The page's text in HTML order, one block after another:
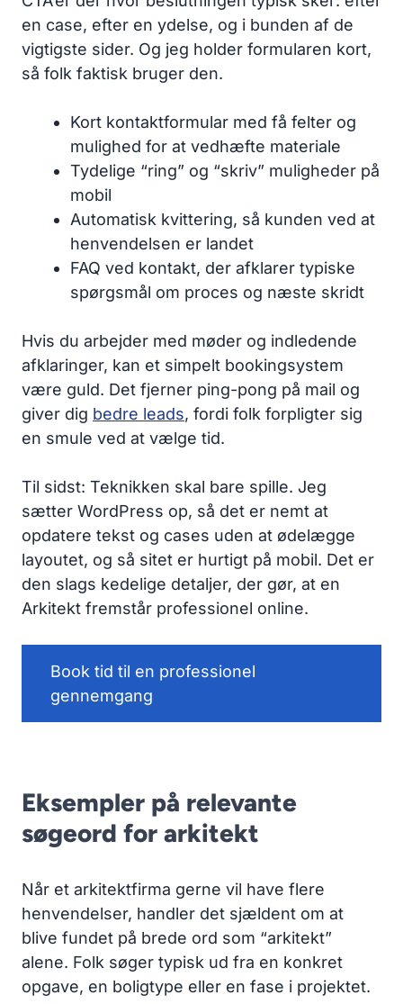
en case, efter en ydelse, og i bunden af de
vigtigste sider. Og jeg holder formularen kort,
så folk faktisk bruger den.
Kort kontaktformular med få felter og
mulighed for at vedhæfte materiale
Tydelige “ring” og “skriv” muligheder på
mobil
Automatisk kvittering, så kunden ved at
henvendelsen er landet
FAQ ved kontakt, der afklarer typiske
spørgsmål om proces og næste skridt
Hvis du arbejder med møder og indledende
afklaringer, kan et simpelt bookingsystem
være guld. Det fjerner ping-pong på mail og
giver dig bedre leads, fordi folk forpligter sig
en smule ved at vælge tid.
Til sidst: Teknikken skal bare spille. Jeg
sætter WordPress op, så det er nemt at
opdatere tekst og cases uden at ødelægge
layoutet, og så sitet er hurtigt på mobil. Det er
den slags kedelige detaljer, der gør, at en
Arkitekt fremstår professionel online.
Book tid til en professionel
gennemgang
Eksempler på relevante
søgeord for arkitekt
Når et arkitektfirma gerne vil have flere
henvendelser, handler det sjældent om at
blive fundet på brede ord som “arkitekt”
alene. Folk søger typisk ud fra en konkret
opgave, en boligtype eller en fase i projektet.